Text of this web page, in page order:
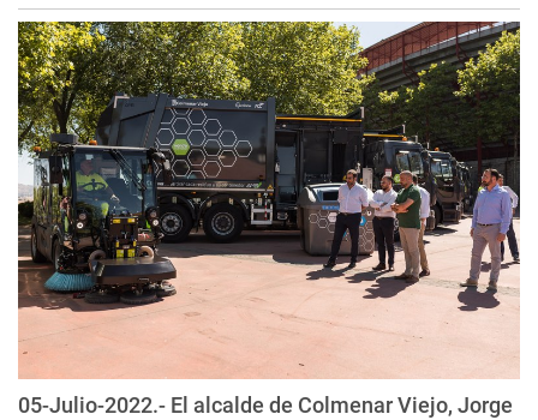
05-Julio-2022.- El alcalde de Colmenar Viejo, Jorge